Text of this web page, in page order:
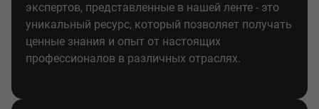
экспертов, представленные в нашей ленте - это
уникальный ресурс, который позволяет получать
ценные знания и опыт от настоящих
профессионалов в различных отраслях.